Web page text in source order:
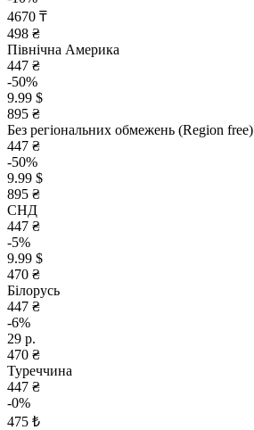
4670 ₸
498 ₴
Північна Америка
447 ₴
-50%
9.99 $
895 ₴
Без регіональних обмежень (Region free)
447 ₴
-50%
9.99 $
895 ₴
СНД
447 ₴
-5%
9.99 $
470 ₴
Білорусь
447 ₴
-6%
29 р.
470 ₴
Туреччина
447 ₴
-0%
475 ₺